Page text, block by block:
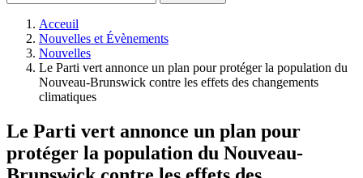
Acceuil
Nouvelles et Évènements
Nouvelles
Le Parti vert annonce un plan pour protéger la population du
Nouveau-Brunswick contre les effets des changements
climatiques
Le Parti vert annonce un plan pour
protéger la population du Nouveau-